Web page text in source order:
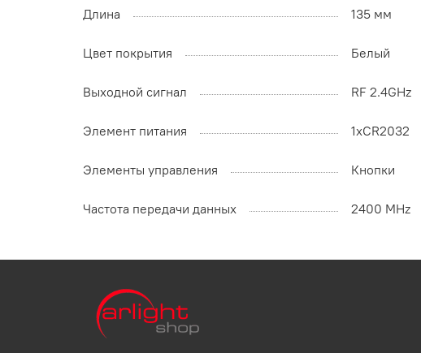
Длина 135 мм
Цвет покрытия Белый
Выходной сигнал RF 2.4GHz
Элемент питания 1xCR2032
Элементы управления Кнопки
Частота передачи данных 2400 MHz